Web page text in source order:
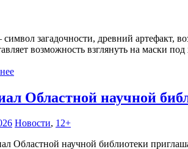
символ загадочности, древний артефакт,
возможность взглянуть на маски
Областной научной
Новости, 12+